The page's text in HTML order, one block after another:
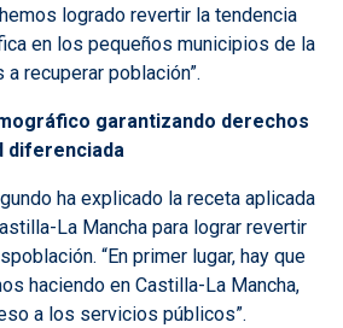
logrado revertir la tendencia
en los pequeños municipios de la
recuperar población”.
garantizando derechos
diferenciada
ha explicado la receta aplicada
La Mancha para lograr revertir
“En primer lugar, hay que
haciendo en Castilla-La Mancha,
a los servicios públicos”.